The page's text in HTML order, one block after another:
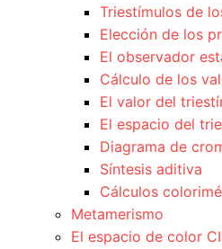
Triestímulos de
Elección de los
El observador
Cálculo de los
El valor del
El espacio del
Diagrama de
Síntesis aditiva
Cálculos
Metamerismo
El espacio de color